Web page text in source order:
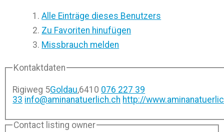
Alle Einträge dieses Benutzers
Zu Favoriten hinufügen
Missbrauch melden
Kontaktdaten
Rigiweg 5Goldau,6410 076 227 39
33 info@aminanatuerlich.ch http://
Contact listing owner